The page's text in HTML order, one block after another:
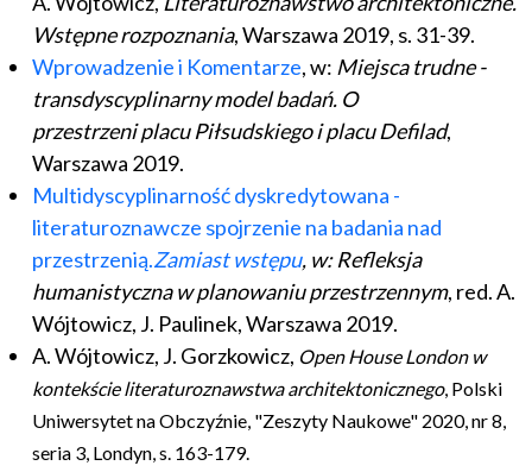
Wstępne rozpoznania, Warszawa 2019, s. 31-39.
Wprowadzenie i Komentarze, w: Miejsca trudne -
transdyscyplinarny model badań. O
przestrzeniplacu Piłsudskiego i placu Defilad,
Warszawa 2019.
Multidyscyplinarność dyskredytowana -
literaturoznawcze spojrzenie na badania nad
przestrzenią.Zamiast wstępu, w: Refleksja
humanistyczna w planowaniu przestrzennym, red. A.
Wójtowicz, J. Paulinek, Warszawa 2019.
A. Wójtowicz, J. Gorzkowicz, Open House London w
kontekście literaturoznawstwa architektonicznego, Polski
Uniwersytet na Obczyźnie, "Zeszyty Naukowe" 2020, nr 8,
seria 3, Londyn, s. 163-179.